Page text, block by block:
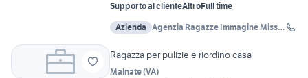
Supporto al clienteAltroFull time
Azienda Agenzia Ragazze Immagine Miss
Ragazza per pulizie e riordino casa
Malnate(VA)